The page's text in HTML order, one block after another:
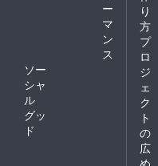
ー
マ
ン
ス
ソー
シャ
ル
グッ
ド
り
方
プ
ロ
ジ
ェ
ク
ト
の
広
め